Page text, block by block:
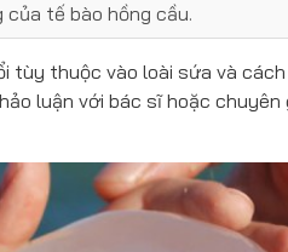
của tế bào hồng cầu.
thuộc vào loài sứa và
luận với bác sĩ hoặc